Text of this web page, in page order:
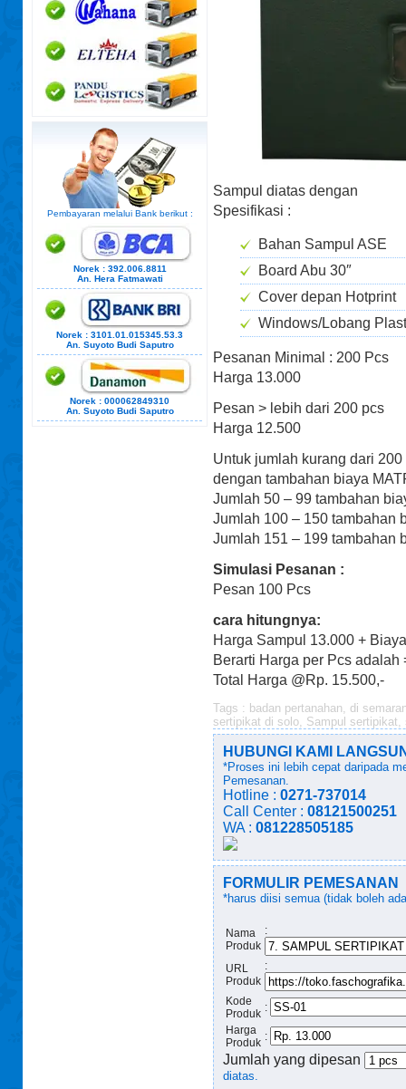
Pembayaran melalui Bank berikut :
Norek : 392.006.8811
An. Hera Fatmawati
Norek : 3101.01.015345.53.3
An. Suyoto Budi Saputro
Norek : 000062849310
An. Suyoto Budi Saputro
Sampul diatas dengan
Spesifikasi :
Bahan Sampul ASE
Board Abu 30″
Cover depan Hotprint
Windows/Lobang
Pesanan Minimal : 200 Pcs
Harga 13.000
Pesan > lebih dari 200 pcs
Harga 12.500
Untuk jumlah kurang dari
dengan tambahan biaya
Jumlah 50 – 99 tambahan
Jumlah 100 – 150 tambahan
Jumlah 151 – 199 tambahan
Simulasi Pesanan :
Pesan 100 Pcs
cara hitungnya:
Harga Sampul 13.000 +
Berarti Harga per Pcs adalah
Total Harga @Rp. 15.500,-
Tags : badan pertanahan, di
sertipikat di solo, Sampul sertipikat,
HUBUNGI KAMI
*Proses ini lebih cepat daripada
Pemesanan.
Hotline : 0271-737014
Call Center : 08121500251
WA : 081228505185
FORMULIR PEMESANAN
*harus diisi semua (tidak boleh
Nama
Produk
:
URL
Produk
:
Kode
Produk :
Harga
Produk :
Jumlah yang dipesan
diatas.